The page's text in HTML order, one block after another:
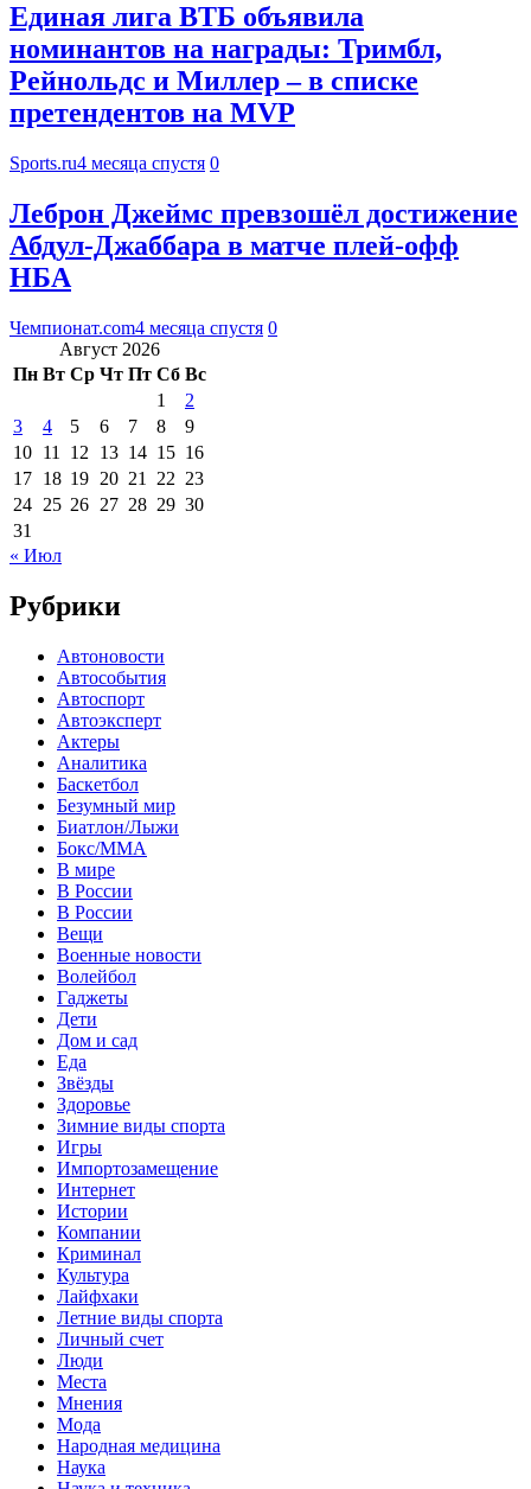
Единая лига ВТБ объявила
номинантов на награды: Тримбл,
Рейнольдс и Миллер – в списке
претендентов на MVP
Sports.ru4 месяца спустя 0
Леброн Джеймс превзошёл достижение
Абдул-Джаббара в матче плей-офф
НБА
Чемпионат.com4 месяца спустя 0
Август 2026
Пн Вт Ср Чт Пт Сб Вс
1
2
3
4 5 6 7 8
9
10 11 12 13 14 15 16
17 18 19 20 21 22 23
24 25 26 27 28 29 30
31
« Июл
Рубрики
Автоновости
Автособытия
Автоспорт
Автоэксперт
Актеры
Аналитика
Баскетбол
Безумный мир
Биатлон/Лыжи
Бокс/MMA
В мире
В России
В России
Вещи
Военные новости
Волейбол
Гаджеты
Дети
Дом и сад
Еда
Звёзды
Здоровье
Зимние виды спорта
Игры
Импортозамещение
Интернет
Истории
Компании
Криминал
Культура
Лайфхаки
Летние виды спорта
Личный счет
Люди
Места
Мнения
Мода
Народная медицина
Наука